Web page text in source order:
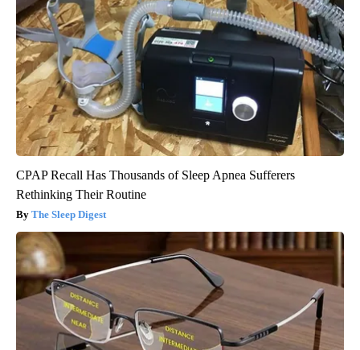
CPAP Recall Has Thousands of Sleep Apnea Sufferers
Rethinking Their Routine
The Sleep Digest